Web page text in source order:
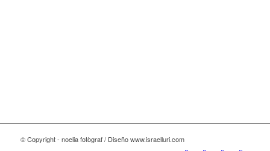
© Copyright - noelia fotògraf / Diseño www.israelluri.com